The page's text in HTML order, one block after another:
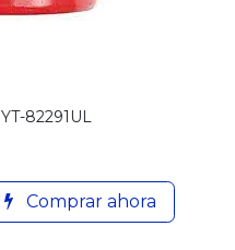
YT-82291UL
Comprar ahora